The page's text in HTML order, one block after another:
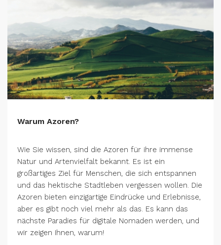
Warum Azoren?
Wie Sie wissen, sind die Azoren für ihre immense
Natur und Artenvielfalt bekannt. Es ist ein
großartiges Ziel für Menschen, die sich entspannen
und das hektische Stadtleben vergessen wollen. Die
Azoren bieten einzigartige Eindrücke und Erlebnisse,
aber es gibt noch viel mehr als das. Es kann das
nächste Paradies für digitale Nomaden werden, und
wir zeigen Ihnen, warum!